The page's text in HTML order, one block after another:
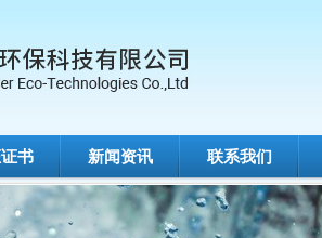
书 新闻资讯 联系我们